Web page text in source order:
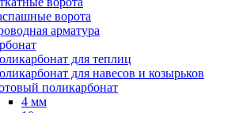
ворота
арматура
для теплиц
для навесов и козырьков
поликарбонат
4 мм